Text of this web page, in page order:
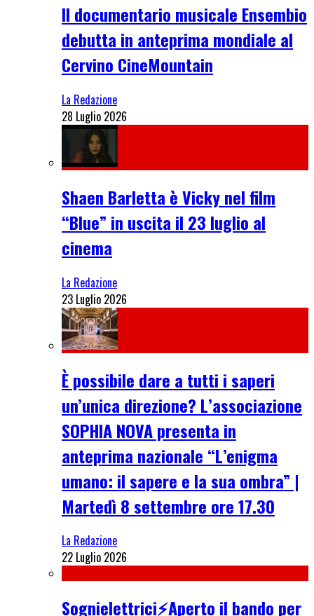
Il documentario musicale Ensembio
debutta in anteprima mondiale al
Cervino CineMountain
La Redazione
28 Luglio 2026
Shaen Barletta è Vicky nel film
“Blue” in uscita il 23 luglio al
cinema
La Redazione
23 Luglio 2026
È possibile dare a tutti i saperi
un’unica direzione? L’associazione
SOPHIA NOVA presenta in
anteprima nazionale “L’enigma
umano: il sapere e la sua ombra” |
Martedì 8 settembre ore 17.30
La Redazione
22 Luglio 2026
Sognielettrici⚡Aperto il bando per